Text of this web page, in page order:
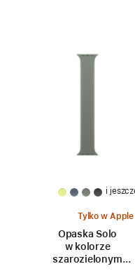
i
Tylko w Apple
Opaska Solo
w kolorze
szarozielonym